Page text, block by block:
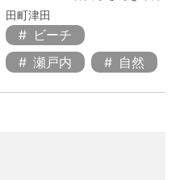
田町津田
ビーチ
瀬戸内
自然